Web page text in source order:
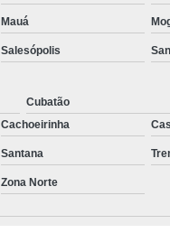
Mauá
Salesópolis
Cubatão
Cachoeirinha
Santana
Zona Norte